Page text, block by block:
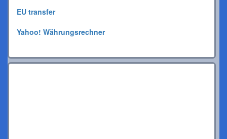
EU transfer
Yahoo! Währungsrechner